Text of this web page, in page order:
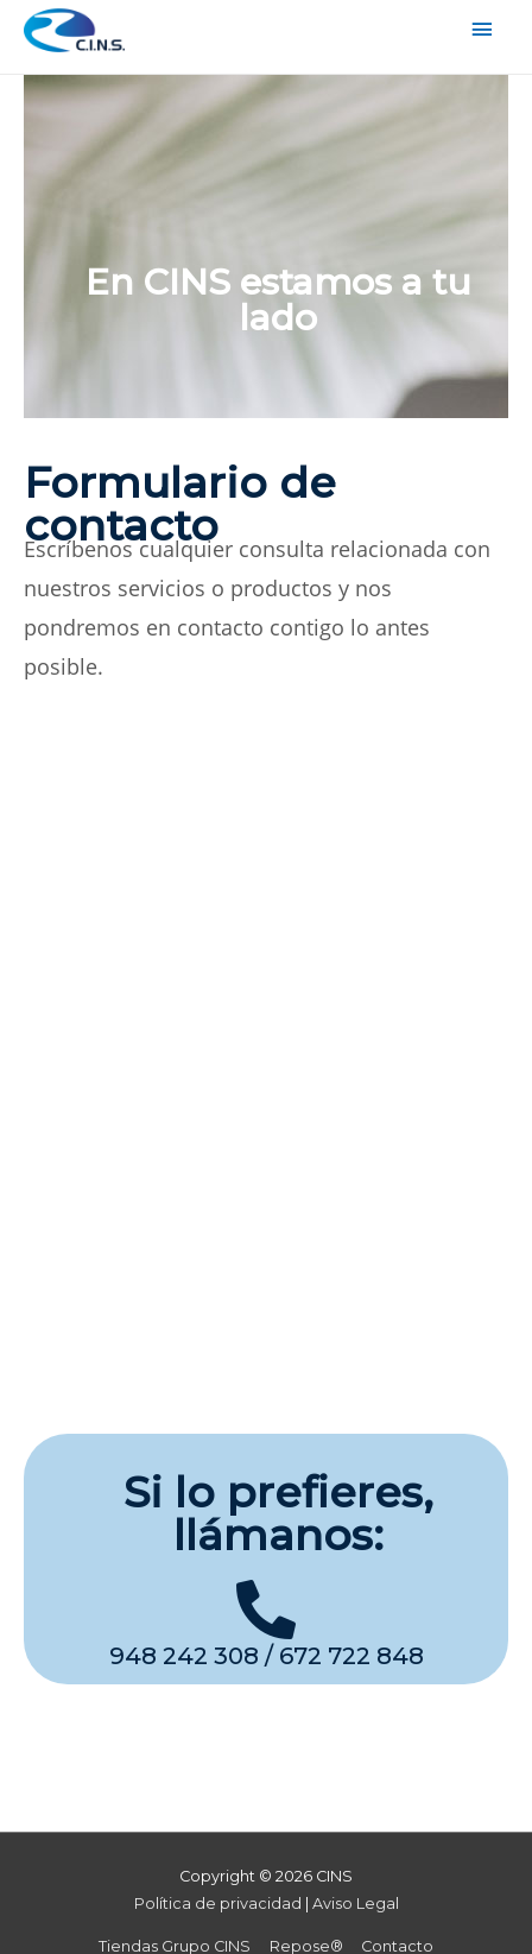
En CINS estamos a tu
lado
Formulario de
contacto
Escríbenos cualquier consulta relacionada con
nuestros servicios o productos y nos
pondremos en contacto contigo lo antes
posible.
Si lo prefieres,
llámanos:
948 242 308 / 672 722 848
Copyright © 2026 CINS
Política de privacidad
Aviso Legal
Tiendas Grupo CINS Repose® Contacto